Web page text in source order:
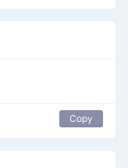
Copy